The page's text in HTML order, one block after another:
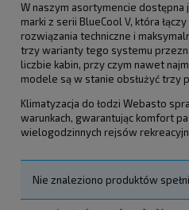
W naszym asortymencie
marki z serii BlueCool V, która
rozwiązania techniczne i
trzy warianty tego systemu
liczbie kabin, przy czym nawet
modele są w stanie obsłużyć trzy
Klimatyzacja do łodzi Webasto
warunkach, gwarantując komfort
wielogodzinnych rejsów
Nie znaleziono produktów